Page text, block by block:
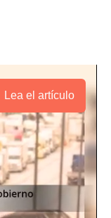
Lea el artículo